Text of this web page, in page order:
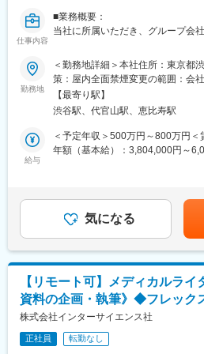
万人以上の患者様が笑顔になるお
2022年6月にマーケティングに特
SheepMedical Technologies株式
設立し、キレイライン矯正だけに
患者様を笑顔にするサービスを展
変更の範囲：会社の定める業務
仕事内容
■業務概要：
当社に所属いただき、グループ会
■業務内容詳細：
◇2名～のチームマネジメント
◇予実管理
◇予算計画策定
◇マーケティング戦略・戦術立案
◇プロジェクトマネジメント
グのご経験も積むことが可能です。
矯正器具の製造・販売を行っていま
キレイライン矯正は、美容クリニ
ち上げを行った医師でもある当社
マーケティング会社の代表がタッ
なる人を増やしたい」という志に
『高額でハードルが高い』という
勤務地
＜勤務地詳細＞本社住所：東京都
策：屋内全面禁煙変更の範囲：会
ーク含む）
【最寄り駅】
渋谷駅、代官山駅、恵比寿駅
給与
＜予定年収＞500万円～800万円＜
年額（基本給）：3,804,000円～
金はあくまでも目安の金額であり
があります。月給(月額)は固定手当
気になる
【リモート可】メディカルラ
資料の企画・執筆》◆フレック
株式会社インターサイエンス社
正社員 転勤なし